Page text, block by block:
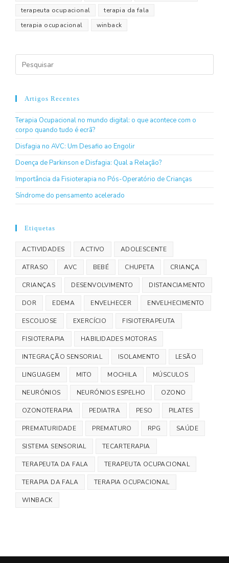
terapeuta ocupacional
terapia da fala
terapia ocupacional
winback
Artigos Recentes
Terapia Ocupacional no mundo digital: o que acontece com o
corpo quando tudo é ecrã?
Disfagia no AVC: Um Desafio ao Engolir
Doença de Parkinson e Disfagia: Qual a Relação?
Importância da Fisioterapia no Pós-Operatório de Crianças
Síndrome do pensamento acelerado
Etiquetas
ACTIVIDADES ACTIVO ADOLESCENTE
ATRASO AVC BEBÉ CHUPETA CRIANÇA
CRIANÇAS DESENVOLVIMENTO DISTANCIAMENTO
DOR EDEMA ENVELHECER ENVELHECIMENTO
ESCOLIOSE EXERCÍCIO FISIOTERAPEUTA
FISIOTERAPIA HABILIDADES MOTORAS
INTEGRAÇÃO SENSORIAL ISOLAMENTO LESÃO
LINGUAGEM MITO MOCHILA MÚSCULOS
NEURÓNIOS NEURÓNIOS ESPELHO OZONO
OZONOTERAPIA PEDIATRA PESO PILATES
PREMATURIDADE PREMATURO RPG SAÚDE
SISTEMA SENSORIAL TECARTERAPIA
TERAPEUTA DA FALA TERAPEUTA OCUPACIONAL
TERAPIA DA FALA TERAPIA OCUPACIONAL
WINBACK